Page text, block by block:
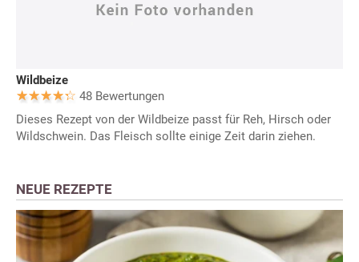
Wildbeize
48 Bewertungen
Dieses Rezept von der Wildbeize passt für Reh, Hirsch oder
Wildschwein. Das Fleisch sollte einige Zeit darin ziehen.
NEUE REZEPTE